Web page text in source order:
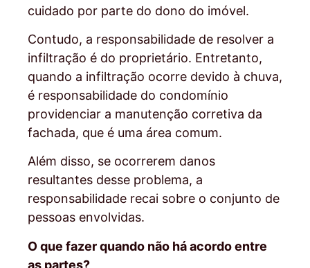
cuidado por parte do dono do imóvel.
Contudo, a responsabilidade de resolver a
infiltração é do proprietário. Entretanto,
quando a infiltração ocorre devido à chuva,
é responsabilidade do condomínio
providenciar a manutenção corretiva da
fachada, que é uma área comum.
Além disso, se ocorrerem danos
resultantes desse problema, a
responsabilidade recai sobre o conjunto de
pessoas envolvidas.
O que fazer quando não há acordo entre
as partes?